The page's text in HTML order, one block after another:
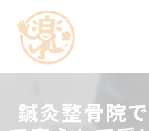
鍼灸整骨院